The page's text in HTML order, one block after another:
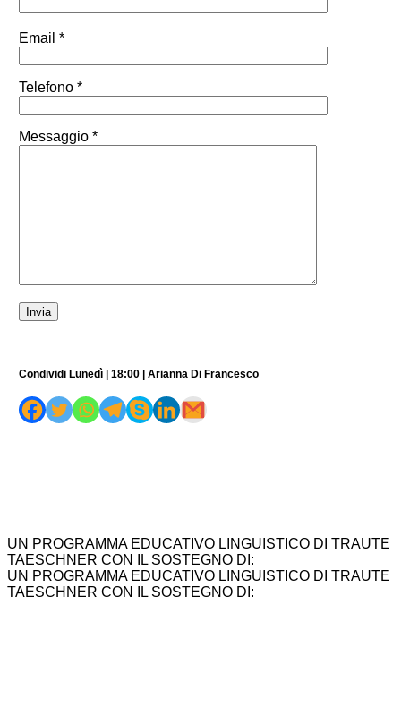
Email *
Telefono *
Messaggio *
Condividi Lunedì | 18:00 | Arianna Di Francesco
UN PROGRAMMA EDUCATIVO LINGUISTICO DI TRAUTE
TAESCHNER CON IL SOSTEGNO DI:
UN PROGRAMMA EDUCATIVO LINGUISTICO DI TRAUTE
TAESCHNER CON IL SOSTEGNO DI: